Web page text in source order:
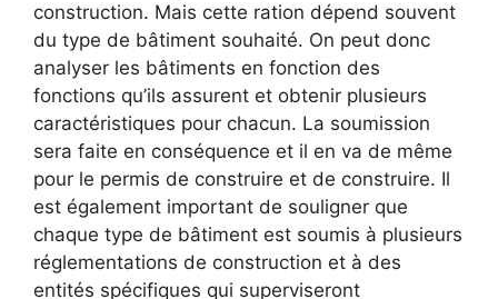
construction. Mais cette ration dépend souvent
du type de bâtiment souhaité. On peut donc
analyser les bâtiments en fonction des
fonctions qu’ils assurent et obtenir plusieurs
caractéristiques pour chacun. La soumission
sera faite en conséquence et il en va de même
pour le permis de construire et de construire. Il
est également important de souligner que
chaque type de bâtiment est soumis à plusieurs
réglementations de construction et à des
entités spécifiques qui superviseront